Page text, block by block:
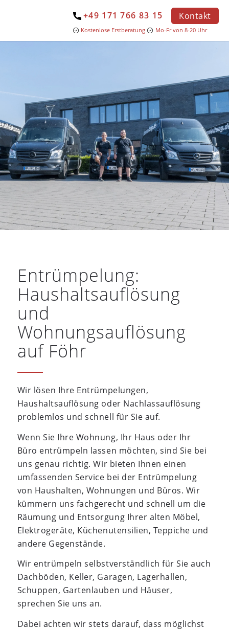
+49 171 766 83 15 Kontakt
Kostenlose Erstberatung Mo-Fr von 8-20 Uhr
Entrümpelung:
Haushaltsauflösung
und
Wohnungsauflösung
auf Föhr
Wir lösen Ihre Entrümpelungen,
Haushaltsauflösung oder Nachlassauflösung
problemlos und schnell für Sie auf.
Wenn Sie Ihre Wohnung, Ihr Haus oder Ihr
Büro entrümpeln lassen möchten, sind Sie bei
uns genau richtig. Wir bieten Ihnen einen
umfassenden Service bei der Entrümpelung
von Haushalten, Wohnungen und Büros. Wir
kümmern uns fachgerecht und schnell um die
Räumung und Entsorgung Ihrer alten Möbel,
Elektrogeräte, Küchenutensilien, Teppiche und
andere Gegenstände.
Wir entrümpeln selbstverständlich für Sie auch
Dachböden, Keller, Garagen, Lagerhallen,
Schuppen, Gartenlauben und Häuser,
sprechen Sie uns an.
Dabei achten wir stets darauf, dass möglichst